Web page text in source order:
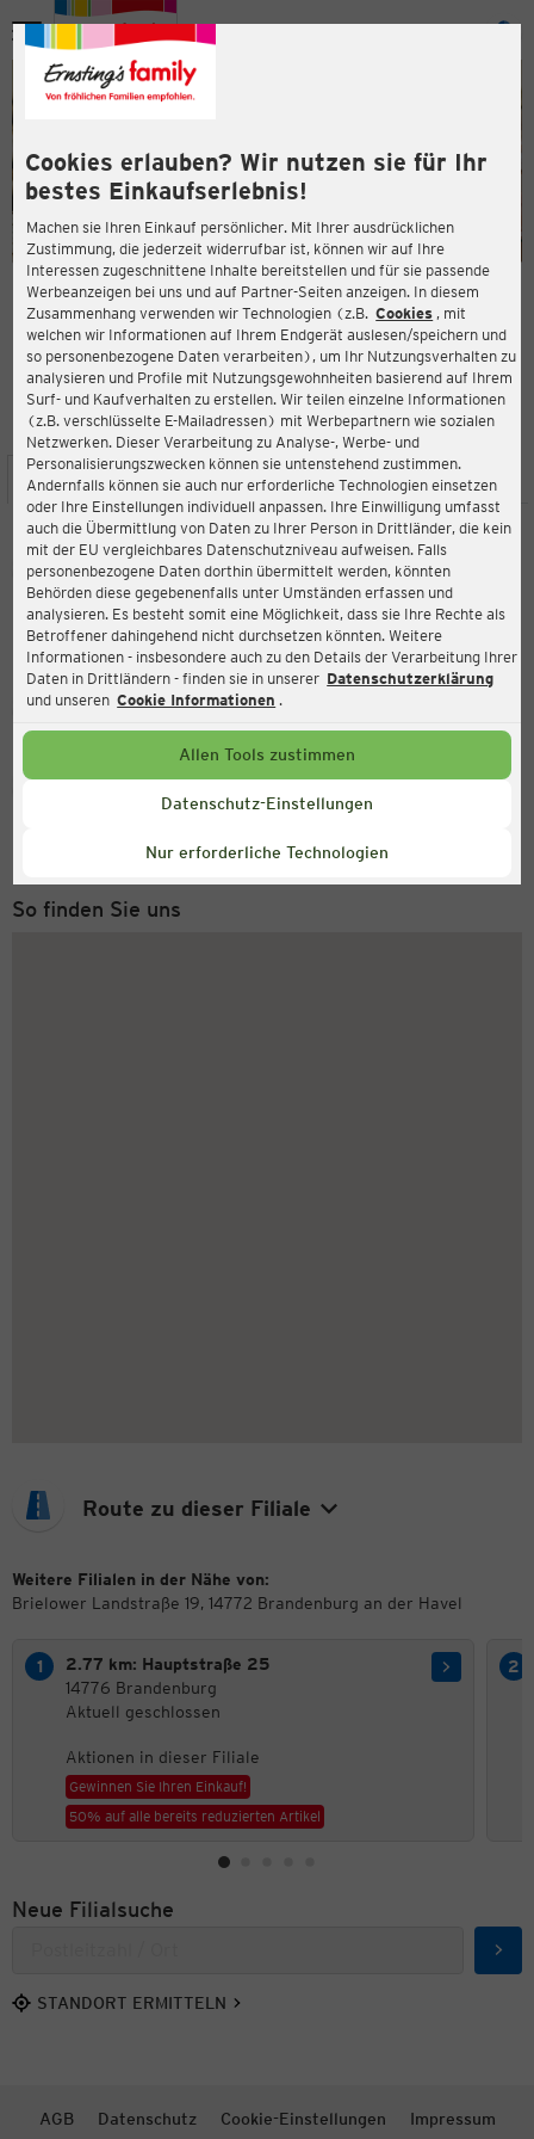
Cookies erlauben? Wir nutzen sie für Ihr
bestes Einkaufserlebnis!
Machen sie Ihren Einkauf persönlicher. Mit Ihrer ausdrücklichen
Zustimmung, die jederzeit widerrufbar ist, können wir auf Ihre
Interessen zugeschnittene Inhalte bereitstellen und für sie passende
Werbeanzeigen bei uns und auf Partner-Seiten anzeigen. In diesem
Zusammenhang verwenden wir Technologien (z.B. Cookies , mit
welchen wir Informationen auf Ihrem Endgerät auslesen/speichern und
so personenbezogene Daten verarbeiten), um Ihr Nutzungsverhalten zu
analysieren und Profile mit Nutzungsgewohnheiten basierend auf Ihrem
Surf- und Kaufverhalten zu erstellen. Wir teilen einzelne Informationen
(z.B. verschlüsselte E-Mailadressen) mit Werbepartnern wie sozialen
Netzwerken. Dieser Verarbeitung zu Analyse-, Werbe- und
Personalisierungszwecken können sie untenstehend zustimmen.
Andernfalls können sie auch nur erforderliche Technologien einsetzen
oder Ihre Einstellungen individuell anpassen. Ihre Einwilligung umfasst
auch die Übermittlung von Daten zu Ihrer Person in Drittländer, die kein
mit der EU vergleichbares Datenschutzniveau aufweisen. Falls
personenbezogene Daten dorthin übermittelt werden, könnten
Behörden diese gegebenenfalls unter Umständen erfassen und
analysieren. Es besteht somit eine Möglichkeit, dass sie Ihre Rechte als
Betroffener dahingehend nicht durchsetzen könnten. Weitere
Informationen - insbesondere auch zu den Details der Verarbeitung Ihrer
Daten in Drittländern - finden sie in unserer Datenschutzerklärung
und unseren Cookie Informationen .
Allen Tools zustimmen
Datenschutz-Einstellungen
Nur erforderliche Technologien
Menü
ERNSTING'S FAMILY FILIALE
Brielower Landstraße 19
14772 Brandenburg an der Havel
4,6
Bewertung:
STANDORT SERVICES SORTIMENT AKTIONEN
Ernsting's family
Brielower Landstraße 19, 14772 Brandenburg an der
Havel
Geschlossen
Montag bis Freitag 8-18 Uhr
So finden Sie uns
Route zu dieser Filiale
Weitere Filialen in der Nähe von:
Brielower Landstraße 19, 14772 Brandenburg an der Havel
2.77 km: Hauptstraße 25
14776 Brandenburg
Aktuell geschlossen
Aktionen in dieser Filiale
Gewinnen Sie Ihren Einkauf!
50% auf alle bereits reduzierten Artikel
Neue Filialsuche
STANDORT ERMITTELN
AGB Datenschutz Cookie-Einstellungen
Impressum